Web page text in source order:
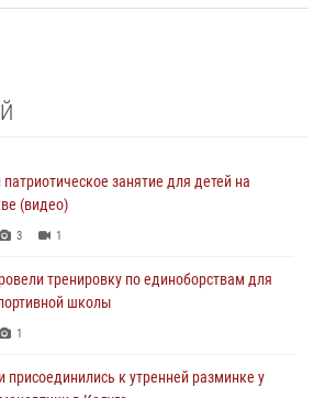
занятие для детей на
(видео)
3 1
тренировку по единоборствам для
школы
1
присоединились к утренней разминке у